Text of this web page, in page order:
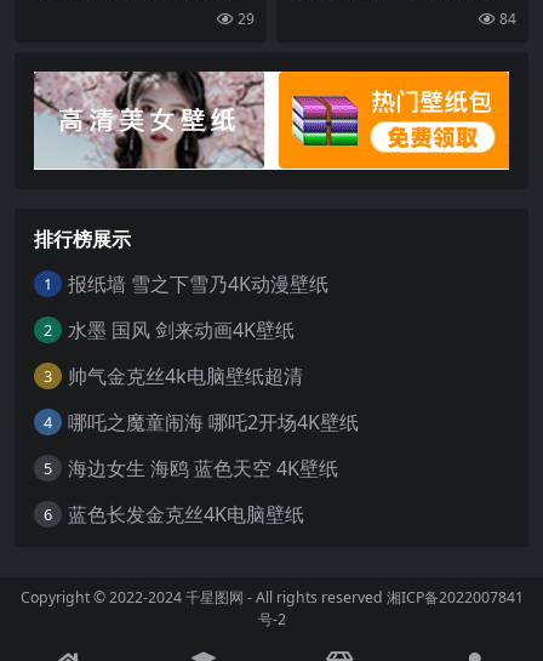
29 84
排行榜展示
1 报纸墙 雪之下雪乃4K动漫壁纸
2 水墨 国风 剑来动画4K壁纸
3 帅气金克丝4k电脑壁纸超清
4 哪吒之魔童闹海 哪吒2开场4K壁纸
5 海边女生 海鸥 蓝色天空 4K壁纸
6 蓝色长发金克丝4K电脑壁纸
Copyright © 2022-2024千星图网 - All rights reserved 湘ICP备2022007841
号-2